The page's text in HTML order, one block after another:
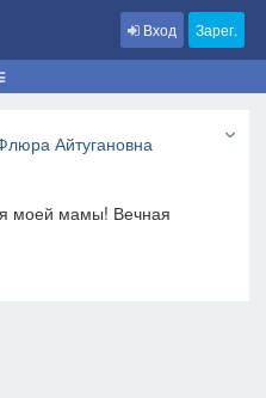
Вход Зарег.
Айтугановна
моей мамы! Вечная